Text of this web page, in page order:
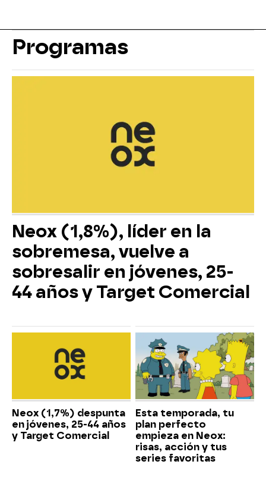
Programas
Neox (1,8%), líder en la
sobremesa, vuelve a
sobresalir en jóvenes, 25-
44 años y Target Comercial
Neox (1,7%) despunta
en jóvenes, 25-44 años
y Target Comercial
Esta temporada, tu
plan perfecto
empieza en Neox:
risas, acción y tus
series favoritas